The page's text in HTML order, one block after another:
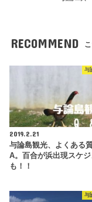
RECOMMEND
与
2019.2.21
与論島観光、よくある
A。百合が浜出現スケ
も！！
与